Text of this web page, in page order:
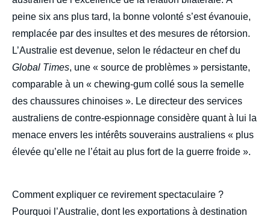
peine six ans plus tard, la bonne volonté s’est évanouie,
remplacée par des insultes et des mesures de rétorsion.
L’Australie est devenue, selon le rédacteur en chef du
Global Times, une « source de problèmes » persistante,
comparable à un « chewing-gum collé sous la semelle
des chaussures chinoises ». Le directeur des services
australiens de contre-espionnage considère quant à lui la
menace envers les intérêts souverains australiens « plus
élevée qu’elle ne l’était au plus fort de la guerre froide ».
Comment expliquer ce revirement spectaculaire ?
Pourquoi l’Australie, dont les exportations à destination